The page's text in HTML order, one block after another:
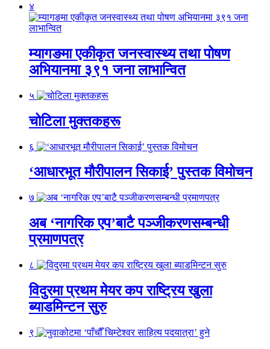
४
म्यागङमा एकीकृत जनस्वास्थ्य तथा पोषण
अभियानमा ३९१ जना लाभान्वित
५
चोटिला मुक्तकहरू
६
‘आधारभूत मौरीपालन सिकाई’ पुस्तक विमोचन
७
अब ‘नागरिक एप’बाटै पञ्जीकरणसम्बन्धी
प्रमाणपत्र
८
विदुरमा प्रथम मेयर कप राष्ट्रिय खुला
ब्याडमिन्टन सुरु
९